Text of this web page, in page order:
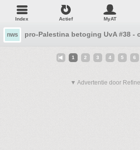
Index Actief MyAT
nws pro-Palestina betoging UvA #38 -
1 2 3 4 5 6
▼ Advertentie door